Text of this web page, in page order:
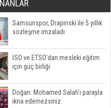
Samsunspor, Drapinski ile 5 yıllık
sözleşme imzaladı
İSO ve ETSO'dan mesleki eğitim
için güç birliği
Doğan: Mohamed Salah'ı parayla
ikna edemezsiniz